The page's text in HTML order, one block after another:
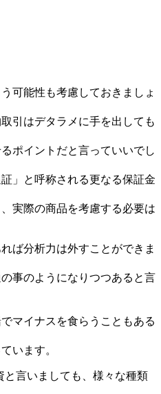
可能性も考慮しておきましょ
引はデタラメに手を出しても
ポイントだと言っていいでし
」と呼称される更なる保証金
実際の商品を考慮する必要は
ば分析力は外すことができま
事のようになりつつあると言
マイナスを食らうこともある
います。
と言いましても、様々な種類